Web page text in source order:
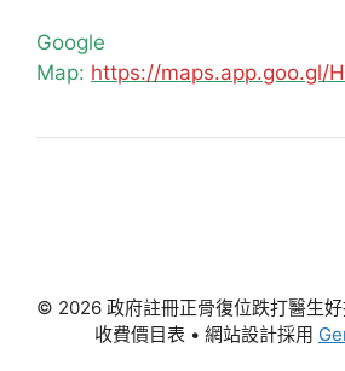
Google
Map: https://maps.app.goo.gl/
© 2026 政府註冊正骨復位跌打醫生
收費價目表 • 網站設計採用